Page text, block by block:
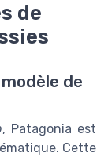
de
de
, Patagonia est
Cette